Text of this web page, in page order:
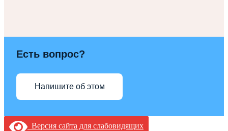
Есть вопрос?
Напишите об этом
Версия сайта для слабовидящих